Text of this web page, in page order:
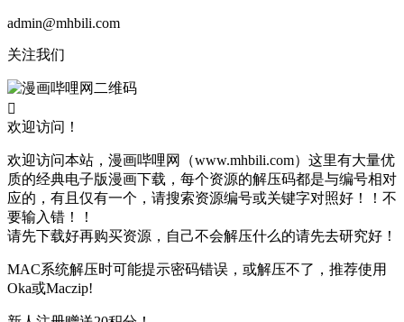
admin@mhbili.com
关注我们

欢迎访问！
欢迎访问本站，漫画哔哩网（www.mhbili.com）这里有大量优
质的经典电子版漫画下载，每个资源的解压码都是与编号相对
应的，有且仅有一个，请搜索资源编号或关键字对照好！！不
要输入错！！
请先下载好再购买资源，自己不会解压什么的请先去研究好！
MAC系统解压时可能提示密码错误，或解压不了，推荐使用
Oka或Maczip!